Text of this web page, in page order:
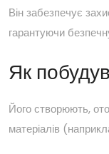
Він забезпечує
гарантуючи
Як
Його створюють,
матеріалів